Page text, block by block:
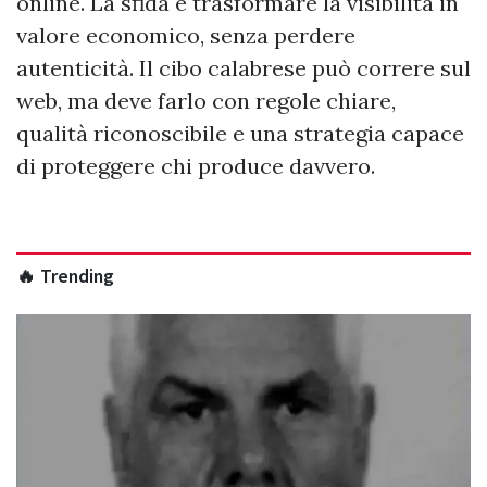
valore economico, senza perdere
autenticità. Il cibo calabrese può correre sul
web, ma deve farlo con regole chiare,
qualità riconoscibile e una strategia capace
di proteggere chi produce davvero.
🔥 Trending